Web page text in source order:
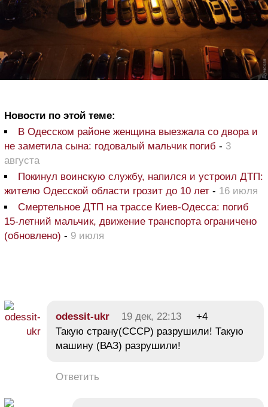
Новости по этой теме:
В Одесском районе женщина выезжала со двора и
не заметила сына: годовалый мальчик погиб - 3
августа
Покинул воинскую службу, напился и устроил ДТП:
жителю Одесской области грозит до 10 лет - 16 июля
Смертельное ДТП на трассе Киев-Одесса: погиб
15-летний мальчик, движение транспорта ограничено
(обновлено) - 9 июля
odessit-ukr 19 дек, 22:13
+4
Такую страну(СССР) разрушили! Такую
машину (ВАЗ) разрушили!
Ответить